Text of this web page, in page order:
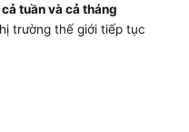
tuần và cả tháng
trường thế giới tiếp tục